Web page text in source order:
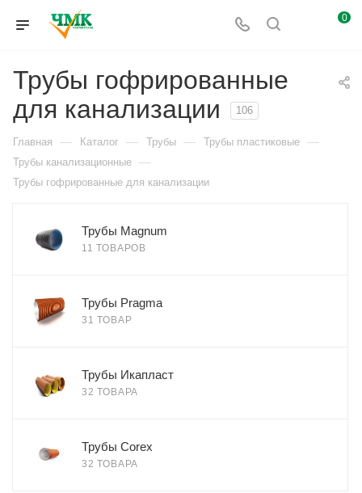
0
Трубы гофрированные
для канализации
106
Главная — Каталог — Трубы — Трубы пластиковые —
Трубы канализационные —
Трубы гофрированные для канализации
Трубы Magnum
11 ТОВАРОВ
Трубы Pragma
31 ТОВАР
Трубы Икапласт
32 ТОВАРА
Трубы Сorex
32 ТОВАРА